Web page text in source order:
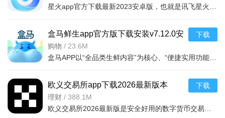
盒马鲜生app官方版下载安装v7.12.0安
卓版
购物 / 23.6M
下载
欧义交易所app下载2026最新版本
v6.165.0最新版
理财 / 388.1M
下载